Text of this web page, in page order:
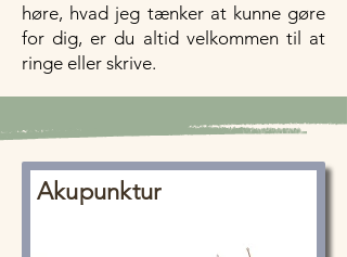
høre, hvad jeg tænker at kunne gøre
for dig, er du altid velkommen til at
ringe eller skrive.
Akupunktur